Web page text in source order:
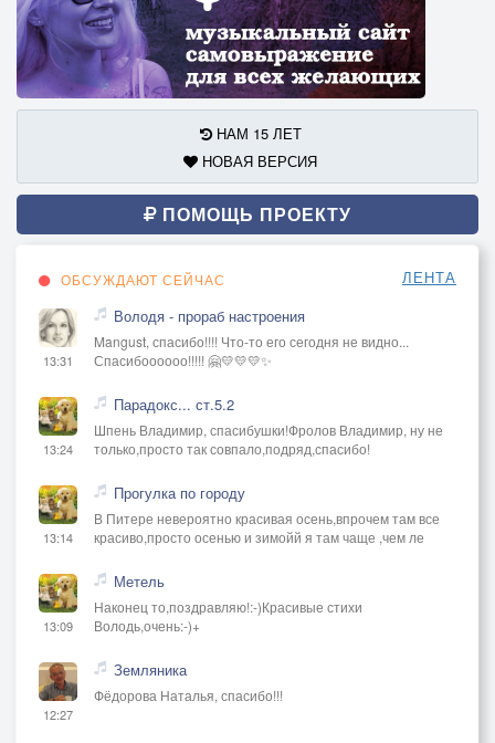
НАМ 15 ЛЕТ
НОВАЯ ВЕРСИЯ
ПОМОЩЬ ПРОЕКТУ
ОБСУЖДАЮТ СЕЙЧАС ЛЕНТА
13:31
Володя - прораб настроения
Mangust, спасибо!!!! Что-то его сегодня не видно...
Спасибоооооо!!!!! 🤗💛💛💛✨
13:24
Парадокс... ст.5.2
Шпень Владимир, спасибушки!Фролов Владимир, ну не
только,просто так совпало,подряд,спасибо!
13:14
Прогулка по городу
В Питере невероятно красивая осень,впрочем там все
красиво,просто осенью и зимойй я там чаще ,чем ле
13:09
Метель
Наконец то,поздравляю!:-)Красивые стихи
Володь,очень:-)+
12:27
Земляника
Фёдорова Наталья, спасибо!!!